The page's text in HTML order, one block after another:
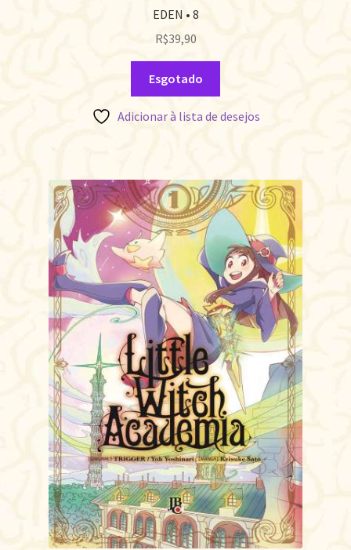
EDEN • 8
R$39,90
Esgotado
Adicionar à lista de desejos